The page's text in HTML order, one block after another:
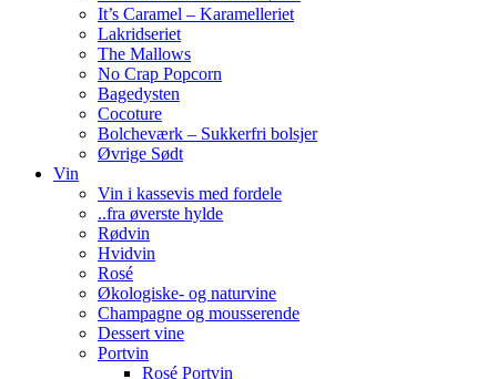
It’s Caramel – Karamelleriet
Lakridseriet
The Mallows
No Crap Popcorn
Bagedysten
Cocoture
Bolcheværk – Sukkerfri bolsjer
Øvrige Sødt
Vin
Vin i kassevis med fordele
..fra øverste hylde
Rødvin
Hvidvin
Rosé
Økologiske- og naturvine
Champagne og mousserende
Dessert vine
Portvin
Rosé Portvin